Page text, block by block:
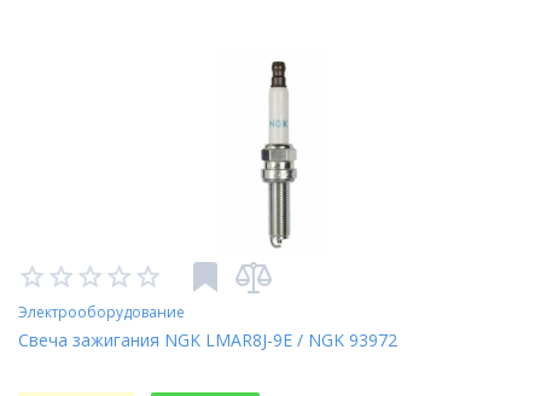
Электрооборудование
Свеча зажигания NGK LMAR8J-9E / NGK 93972